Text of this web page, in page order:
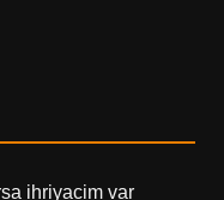
ihriyacim var